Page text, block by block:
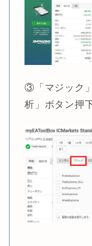
③「マジック
析」ボタン押